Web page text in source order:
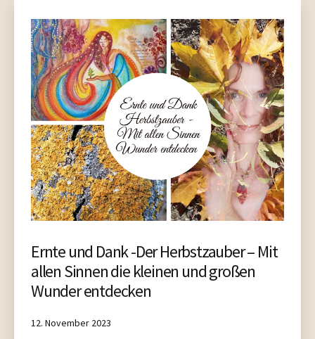
Ernte und Dank -Der Herbstzauber – Mit
allen Sinnen die kleinen und großen
Wunder entdecken
Published
12. November 2023